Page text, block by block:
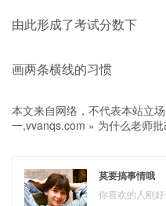
由此形成了考试分数下
画两条横线的习惯
本文来自网络，不代表本站立
一,vvanqs.com » 为什么老师
莫要搞事情哦
你喜欢的人刚